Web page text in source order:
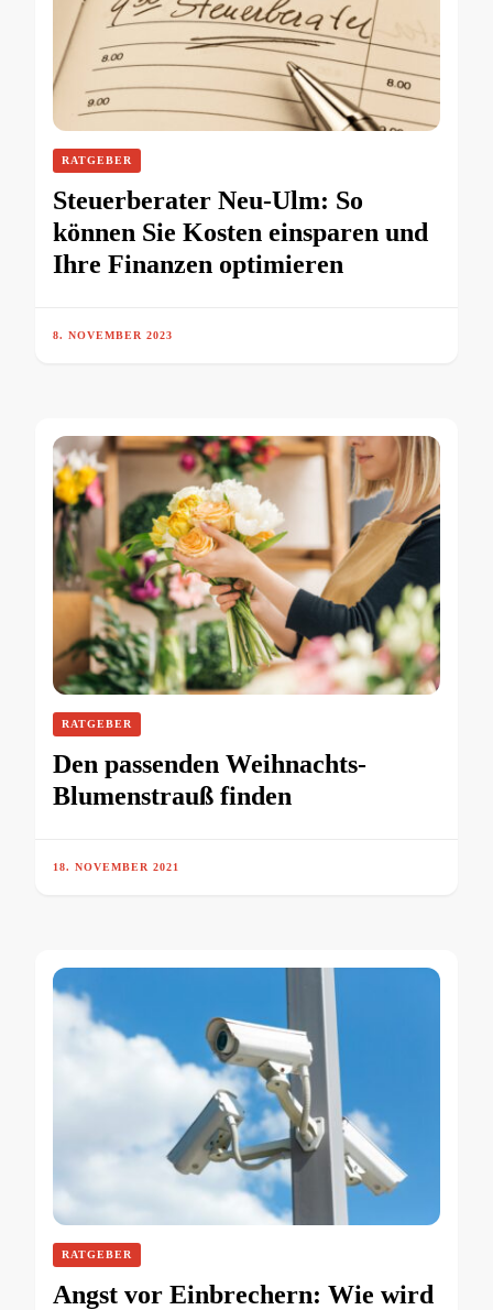
RATGEBER
Steuerberater Neu-Ulm: So
können Sie Kosten einsparen und
Ihre Finanzen optimieren
8. NOVEMBER 2023
RATGEBER
Den passenden Weihnachts-
Blumenstrauß finden
18. NOVEMBER 2021
RATGEBER
Angst vor Einbrechern: Wie wird